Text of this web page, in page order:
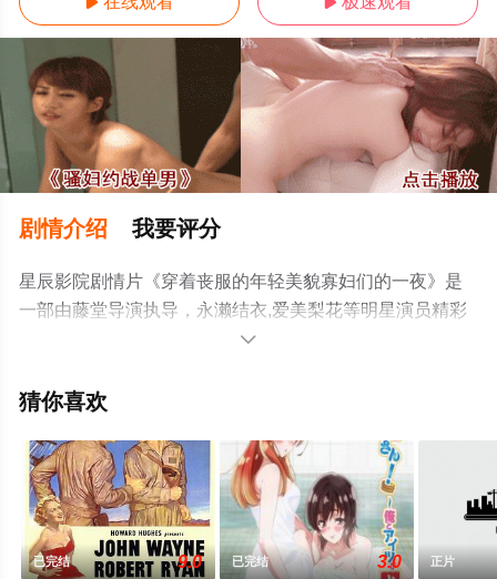
剧情介绍 我要评分
星辰影院剧情片《穿着丧服的年轻美貌寡妇们的一夜》是
一部由藤堂导演执导，永濑结衣,爱美梨花等明星演员精彩
演绎的日本电影，手机免费观看高清未删减完整版电影大
视猫或剧情网等平台了解。

猜你喜欢
已完结 9.0 已完结 3.0 正片